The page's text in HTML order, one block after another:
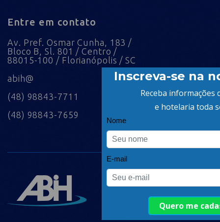
Entre em contato
Av. Pref. Osmar Cunha, 183 /
Bloco B, Sl. 801 / Centro /
88015-100 / Florianópolis / SC
abih@
(48) 98843-7711
(48) 98843-7659